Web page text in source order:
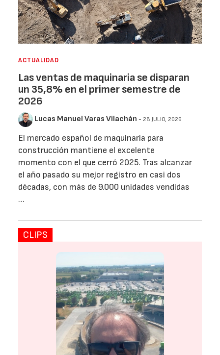
ACTUALIDAD
Las ventas de maquinaria se disparan
un 35,8% en el primer semestre de
2026
Lucas Manuel Varas Vilachán - 28 JULIO, 2026
El mercado español de maquinaria para
construcción mantiene el excelente
momento con el que cerró 2025. Tras alcanzar
el año pasado su mejor registro en casi dos
décadas, con más de 9.000 unidades vendidas
…
CLIPS